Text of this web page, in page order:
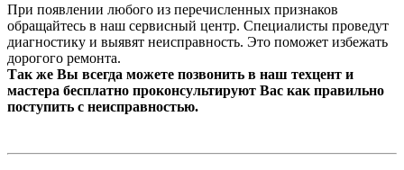
При появлении любого из перечисленных признаков
обращайтесь в наш сервисный центр. Специалисты проведут
диагностику и выявят неисправность. Это поможет избежать
дорогого ремонта.
Так же Вы всегда можете позвонить в наш техцент и
мастера бесплатно проконсультируют Вас как правильно
поступить с неисправностью.